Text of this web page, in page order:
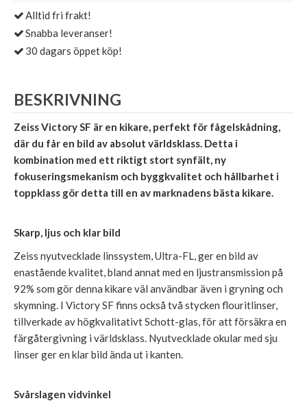
Alltid fri frakt!
Snabba leveranser!
30 dagars öppet köp!
BESKRIVNING
Zeiss Victory SF är en kikare, perfekt för fågelskådning,
där du får en bild av absolut världsklass. Detta i
kombination med ett riktigt stort synfält, ny
fokuseringsmekanism och byggkvalitet och hållbarhet i
toppklass gör detta till en av marknadens bästa kikare.
Skarp, ljus och klar bild
Zeiss nyutvecklade linssystem, Ultra-FL, ger en bild av
enastående kvalitet, bland annat med en ljustransmission på
92% som gör denna kikare väl användbar även i gryning och
skymning. I Victory SF finns också två stycken flouritlinser,
tillverkade av högkvalitativt Schott-glas, för att försäkra en
färgåtergivning i världsklass. Nyutvecklade okular med sju
linser ger en klar bild ända ut i kanten.
Svårslagen vidvinkel